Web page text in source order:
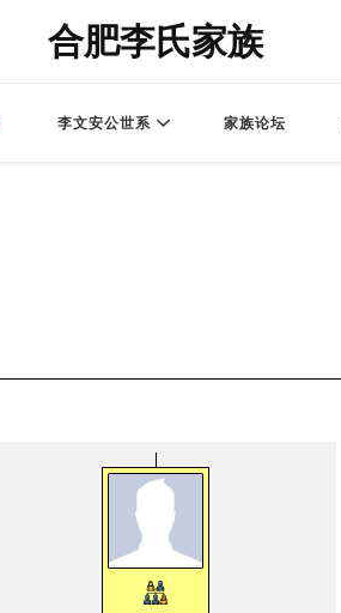
合肥李氏家族
李文安公世系 家族论坛